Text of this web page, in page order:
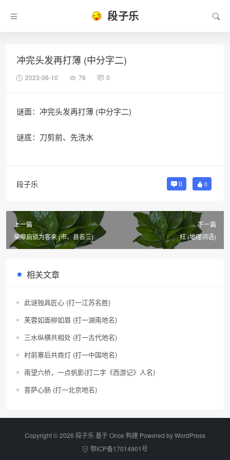
段子乐
冲完头发再打薄 (中分字二)
2023-06-10 76 0
谜面：冲完头发再打薄 (中分字二)
谜底：刀剪前、先洗水
段子乐 0 0
上一篇
柴扉启锁为客来 (市、县名三)
下一篇
枉 (地理词语)
相关文章
此谜独具匠心 (打一江苏名胜)
芙蓉如面柳如眉 (打一湖南地名)
三水纵横共相处 (打一古代地名)
村前寨后共商灯 (打一中国地名)
南望六桥，一点帆影(打二字《西游记》人名)
菩萨心肠 (打一北京地名)
Copyright © 2026 段子乐 基于 Once 构建 Powered byWordPress
鄂ICP备17014901号